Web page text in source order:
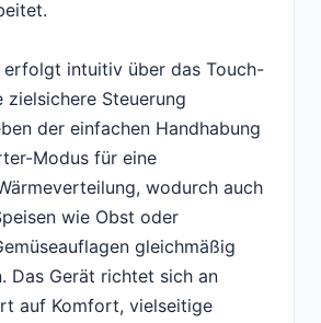
erfolgt intuitiv über das Touch-
zielsichere Steuerung
der einfachen Handhabung
Modus für eine
wodurch auch
wie Obst oder
gleichmäßig
Das Gerät richtet sich an
auf Komfort, vielseitige